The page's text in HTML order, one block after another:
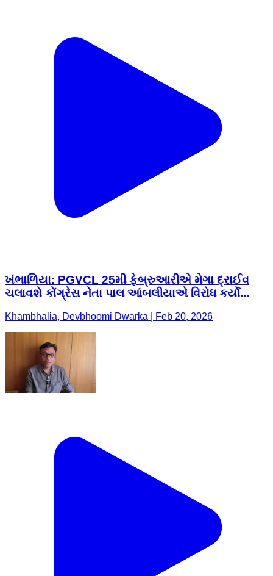
ખંભાળિયા: PGVCL 25મી ફેબ્રુઆરીએ મેગા દ્રાઈવ
ચલાવશે કોંગ્રેસ નેતા પાલ આંબલીયાએ વિરોધ કર્યો...
Khambhalia, Devbhoomi Dwarka | Feb 20, 2026